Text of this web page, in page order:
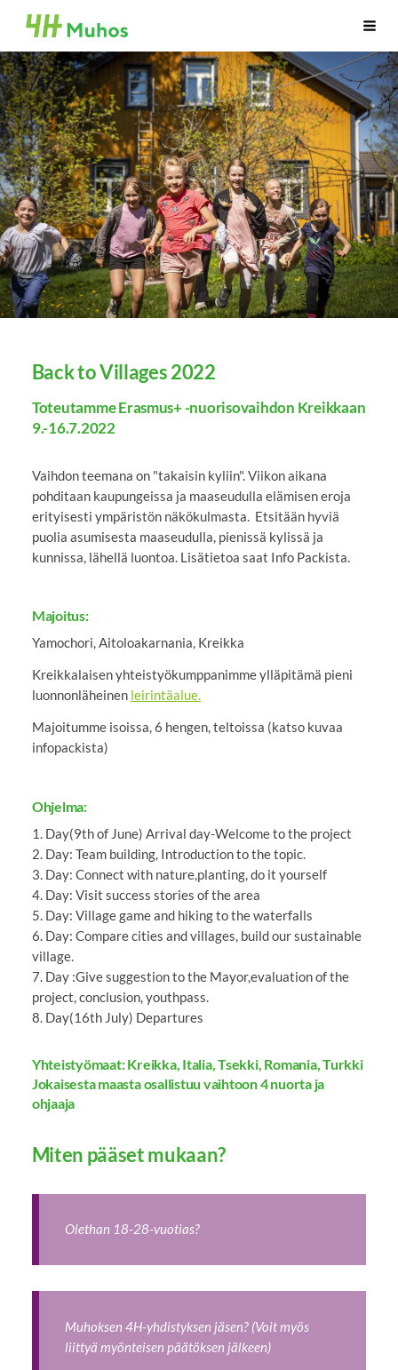
Siirry
sivun
sisältöön
Muhoksen 4H-yhdistys
Back to Villages 2022
Toteutamme Erasmus+ -nuorisovaihdon Kreikkaan
9.-16.7.2022
Vaihdon teemana on "takaisin kyliin". Viikon aikana
pohditaan kaupungeissa ja maaseudulla elämisen eroja
erityisesti ympäristön näkökulmasta. Etsitään hyviä
puolia asumisesta maaseudulla, pienissä kylissä ja
kunnissa, lähellä luontoa. Lisätietoa saat Info Packista.
Majoitus:
Yamochori, Aitoloakarnania, Kreikka
Kreikkalaisen yhteistyökumppanimme ylläpitämä pieni
luonnonläheinen leirintäalue.
Majoitumme isoissa, 6 hengen, teltoissa (katso kuvaa
infopackista)
Ohjelma:
1. Day(9th of June) Arrival day-Welcome to the project
2. Day: Team building, Introduction to the topic.
3. Day: Connect with nature,planting, do it yourself
4. Day: Visit success stories of the area
5. Day: Village game and hiking to the waterfalls
6. Day: Compare cities and villages, build our sustainable
village.
7. Day :Give suggestion to the Mayor,evaluation of the
project, conclusion, youthpass.
8. Day(16th July) Departures
Yhteistyömaat: Kreikka, Italia, Tsekki, Romania, Turkki
Jokaisesta maasta osallistuu vaihtoon 4 nuorta ja
ohjaaja
Miten pääset mukaan?
Olethan 18-28-vuotias?
Muhoksen 4H-yhdistyksen jäsen? (Voit myös
liittyä myönteisen päätöksen jälkeen)